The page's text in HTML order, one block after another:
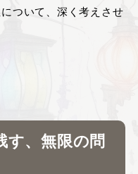
ついて、深く考えさせ
す、無限の問